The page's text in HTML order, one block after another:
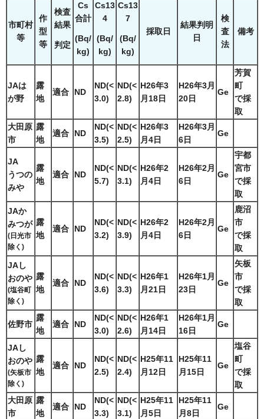
市町村
等
作
型
等
検査
結果
判定
Cs
合計
(Bq/
kg)
Cs13
4
(Bq/
kg)
Cs13
7
(Bq/
kg)
採取日
結果判明
日
検
査
法
備考
JAは
が野
露
地
適合 ND
ND(<
3.0)
ND(<
2.8)
H26年3
月18日
H26年3月
20日
Ge
芳賀
町
で採
取
大田原
市
露
地
適合 ND
ND(<
3.5)
ND(<
2.5)
H26年3
月4日
H26年3月
6日
Ge
JA
うつの
みや
露
地
適合 ND
ND(<
5.7)
ND(<
3.1)
H26年2
月4日
H26年2月
6日
Ge
宇都
宮市
で採
取
JAか
みつが
(日光市
除く)
露
地
適合 ND
ND(<
3.2)
ND(<
3.9)
H26年2
月4日
H26年2月
6日
Ge
鹿沼
市
で採
取
JAし
おのや
(塩谷町
除く)
露
地
適合 ND
ND(<
3.6)
ND(<
3.3)
H26年1
月21日
H26年1月
23日
Ge
矢板
市
で採
取
佐野市
露
地
適合 ND
ND(<
3.0)
ND(<
2.6)
H26年1
月14日
H26年1月
16日
Ge
JAし
おのや
(矢板市
除く)
露
地
適合 ND
ND(<
2.5)
ND(<
2.4)
H25年11
月12日
H25年11
月15日
Ge
塩谷
町
で採
取
大田原
市
露
地
適合 ND
ND(<
3.3)
ND(<
3.1)
H25年11
月5日
H25年11
月8日
Ge